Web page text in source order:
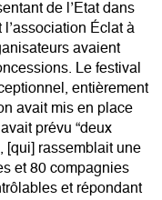
de l’Etat dans
l’association Éclat à
avaient
Le festival
entièrement
avait mis en place
prévu “deux
[qui] rassemblait une
et 80 compagnies
et répondant